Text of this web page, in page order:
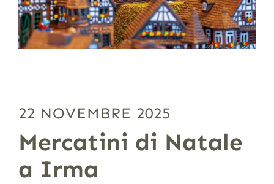
22 NOVEMBRE 2025
Mercatini di Natale
a Irma